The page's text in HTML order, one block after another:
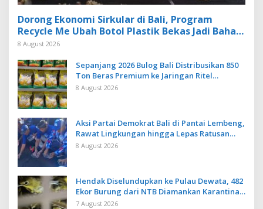
Dorong Ekonomi Sirkular di Bali, Program
Recycle Me Ubah Botol Plastik Bekas Jadi Bahan
Baku Baru
8 August 2026
Sepanjang 2026 Bulog Bali Distribusikan 850
Ton Beras Premium ke Jaringan Ritel
Moderen
8 August 2026
Aksi Partai Demokrat Bali di Pantai Lembeng,
Rawat Lingkungan hingga Lepas Ratusan
Tukik Bedawang Nala
8 August 2026
Hendak Diselundupkan ke Pulau Dewata, 482
Ekor Burung dari NTB Diamankan Karantina
Bali
7 August 2026